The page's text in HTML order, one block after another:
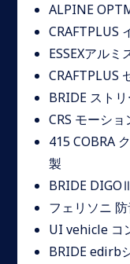
ALPINE
CRAFTPLUS
ESSEXアル
CRAFTPLUS
BRIDE スト
CRS モーシ
415 COBRA
製
BRIDE
フェリソニ
UI vehicle コ
BRIDE edirb